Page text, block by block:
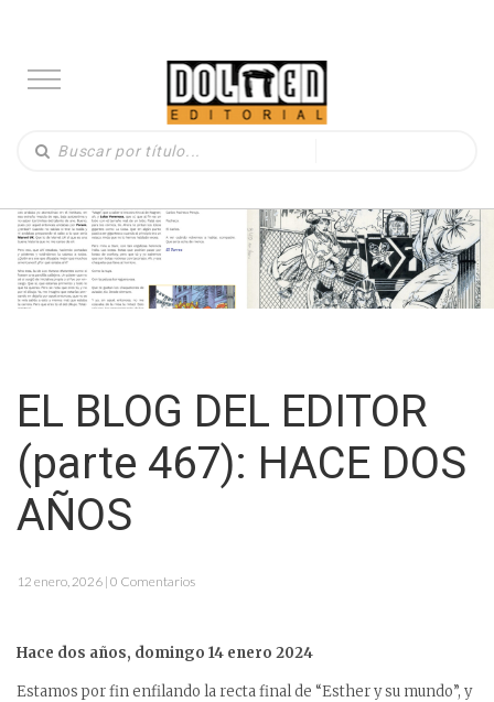
EL BLOG DEL EDITOR
(parte 467): HACE DOS
AÑOS
12 enero, 2026 | 0 Comentarios
Hace dos años, domingo 14 enero 2024
Estamos por fin enfilando la recta final de “Esther y su mundo”, y